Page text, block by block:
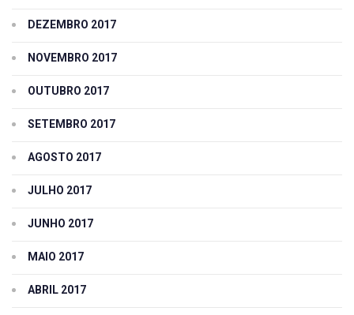
DEZEMBRO 2017
NOVEMBRO 2017
OUTUBRO 2017
SETEMBRO 2017
AGOSTO 2017
JULHO 2017
JUNHO 2017
MAIO 2017
ABRIL 2017